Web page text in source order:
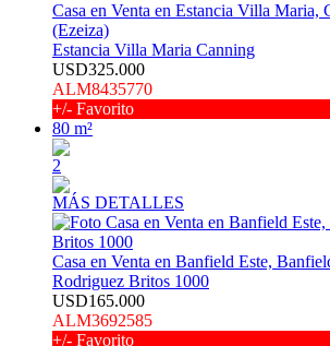
Casa en Venta en Estancia Villa Maria,
(Ezeiza)
Estancia Villa Maria Canning
USD325.000
ALM8435770
+/- Favorito
80 m²
2
MÁS DETALLES
Casa en Venta en Banfield Este,
Rodriguez Britos 1000
USD165.000
ALM3692585
+/- Favorito